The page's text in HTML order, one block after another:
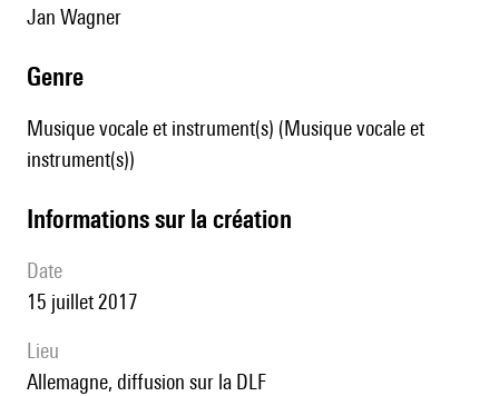
Jan Wagner
genre
Musique vocale et instrument(s) (Musique vocale et
instrument(s))
informations sur la création
date
15 juillet 2017
lieu
Allemagne, diffusion sur la DLF